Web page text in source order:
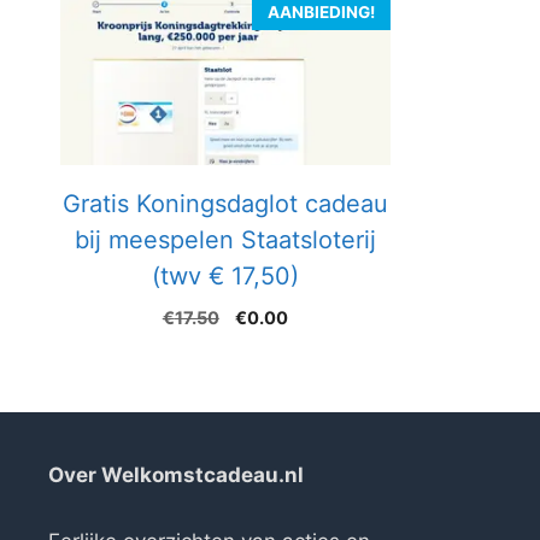
AANBIEDING!
Gratis Koningsdaglot cadeau
bij meespelen Staatsloterij
(twv € 17,50)
€17.50
Oorspronkelijke
€0.00Huidige
Over Welkomstcadeau.nl